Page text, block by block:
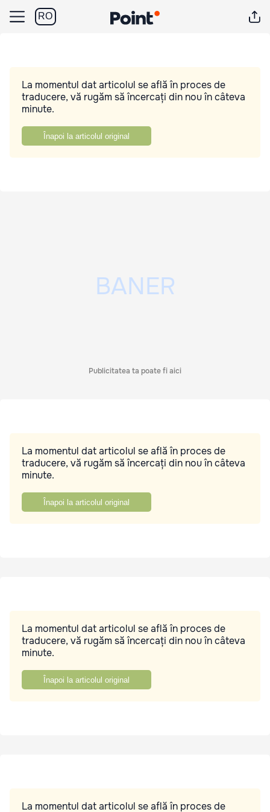
RO
La momentul dat articolul se află în proces de
traducere, vă rugăm să încercați din nou în câteva
minute.
Înapoi la articolul original
Publicitatea ta poate fi aici
La momentul dat articolul se află în proces de
traducere, vă rugăm să încercați din nou în câteva
minute.
Înapoi la articolul original
La momentul dat articolul se află în proces de
traducere, vă rugăm să încercați din nou în câteva
minute.
Înapoi la articolul original
La momentul dat articolul se află în proces de